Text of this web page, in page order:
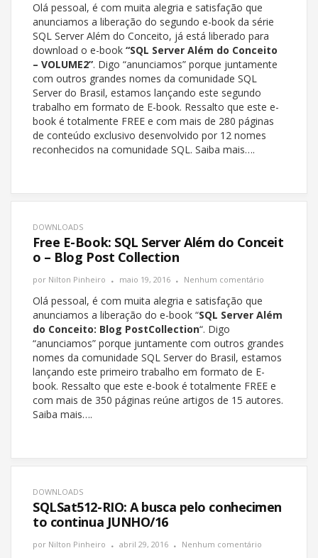
Olá pessoal, é com muita alegria e satisfação que
anunciamos a liberação do segundo e-book da série
SQL Server Além do Conceito, já está liberado para
download o e-book “SQL Server Além do Conceito
– VOLUME2”. Digo “anunciamos” porque juntamente
com outros grandes nomes da comunidade SQL
Server do Brasil, estamos lançando este segundo
trabalho em formato de E-book. Ressalto que este e-
book é totalmente FREE e com mais de 280 páginas
de conteúdo exclusivo desenvolvido por 12 nomes
reconhecidos na comunidade SQL. Saiba mais….
DOWNLOADS
Free E-Book: SQL Server Além do Conceit
o – Blog Post Collection
por Nilton Pinheiro maio 19, 2016 Nenhum comentário
Olá pessoal, é com muita alegria e satisfação que
anunciamos a liberação do e-book “SQL Server Além
do Conceito: Blog PostCollection“. Digo
“anunciamos” porque juntamente com outros grandes
nomes da comunidade SQL Server do Brasil, estamos
lançando este primeiro trabalho em formato de E-
book. Ressalto que este e-book é totalmente FREE e
com mais de 350 páginas reúne artigos de 15 autores.
Saiba mais….
DOWNLOADS
SQLSat512-RIO: A busca pelo conhecimen
to continua JUNHO/16
por Nilton Pinheiro abril 29, 2016 Nenhum comentário